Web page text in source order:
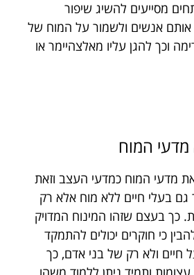
מסייעים להשיג שיפור
אנשים ולשמור על המוח של
וכך להגן עליו מאלצהיימר או
המוח
מדעי המוח כמדעי העצב וזאת
גם בעלי חיים ללא מוח אלא רק
כך בעצם שזהו המינוח המדויק
כי חוקרים יכולים להתמקד
ולא רק של בני אדם, כך